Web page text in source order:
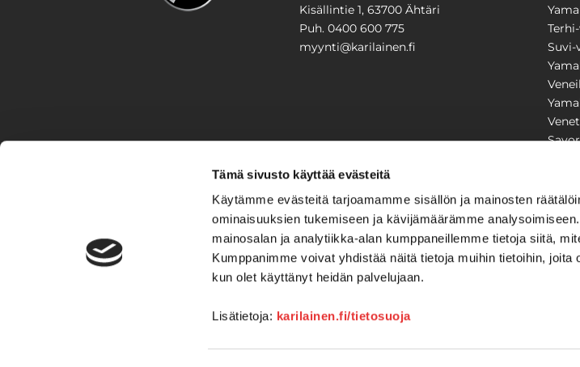
Tämä sivusto käyttää evästeitä
Käytämme evästeitä tarjoamamme sisällön ja mainosten
ominaisuuksien tukemiseen ja kävijämäärämme
mainosalan ja analytiikka-alan kumppaneillemme tietoja siitä,
Kumppanimme voivat yhdistää näitä tietoja muihin tietoihin, joita
kun olet käyttänyt heidän palvelujaan.
Lisätietoja: karilainen.fi/tietosuoja
Kisällintie 1, 63700 Ähtäri
Puh. 0400 600 775
myynti@karilainen.fi
Suvi-
PIHA & PUUTARHA
Stiga
VAIHTOLAITTEET
Veneet
Kelkat ja mönkijät